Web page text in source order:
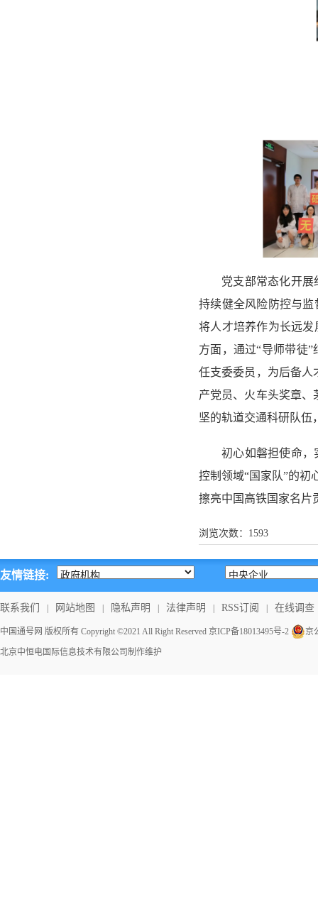
党支部常态化开
持续健全风险防控与
将人才培养作为长远
方面，通过“导师带徒
任支委委员，为后备人
产党员、火车头奖章、
坚的轨道交通科研队伍
初心如磐担使命，
控制领域“国家队”的初
擦亮中国高铁国家名片
浏览次数： 1593
友情链接:
联系我们 网站地图 隐私声明 法律声明 RSS订阅 在线调查
中国通号网 版权所有 Copyright ©2021 All Right Reserved 京ICP备18013495号-2 京
北京中恒电国际信息技术有限公司 制作维护